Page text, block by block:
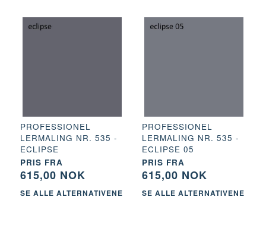
PROFESSIONEL
LERMALING NR. 535 -
ECLIPSE
PRIS FRA
615,00 NOK
SE ALLE ALTERNATIVENE
PROFESSIONEL
LERMALING NR. 535 -
ECLIPSE 05
PRIS FRA
615,00 NOK
SE ALLE ALTERNATIVENE